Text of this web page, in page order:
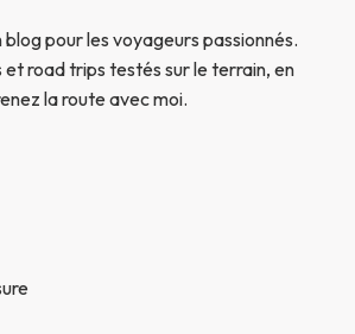
blog pour les voyageurs passionnés.
et road trips testés sur le terrain, en
la route avec moi.